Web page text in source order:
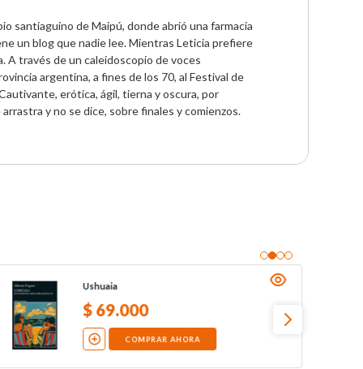
santiaguino de Maipú, donde abrió una farmacia
un blog que nadie lee. Mientras Leticia prefiere
A través de un caleidoscopio de voces
argentina, a fines de los 70, al Festival de
erótica, ágil, tierna y oscura, por
y no se dice, sobre finales y comienzos.
Ushuaia
$ 69.000
COMPRAR AHORA